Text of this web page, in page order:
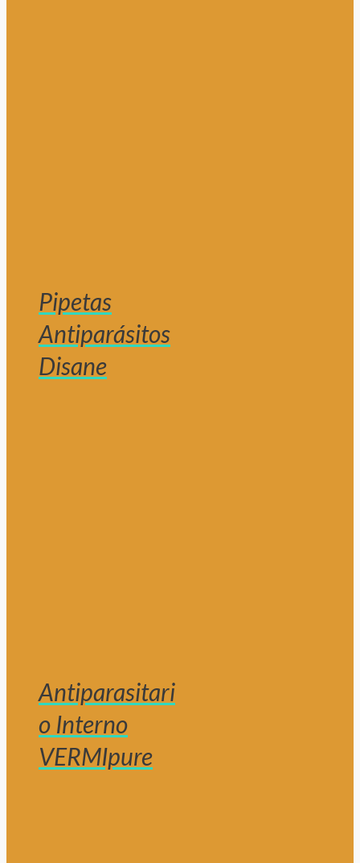
Pipetas
Antiparásitos
Disane
Antiparasitari
o Interno
VERMIpure